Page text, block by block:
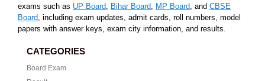
exams such as UP Board Bihar Board MP Board , and CBSE
Board , including exam updates, admit cards, roll numbers, model
papers with answer keys, exam city information, and results.
CATEGORIES
Board Exam